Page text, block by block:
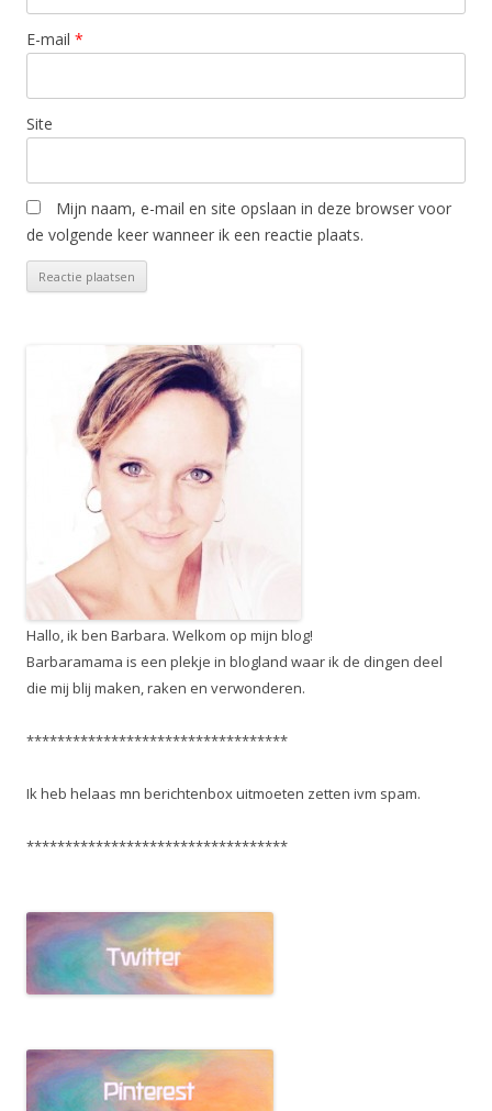
E-mail *
Site
Mijn naam, e-mail en site opslaan in deze browser voor
de volgende keer wanneer ik een reactie plaats.
Hallo, ik ben Barbara. Welkom op mijn blog!
Barbaramama is een plekje in blogland waar ik de dingen deel
die mij blij maken, raken en verwonderen.
**********************************
Ik heb helaas mn berichtenbox uitmoeten zetten ivm spam.
**********************************